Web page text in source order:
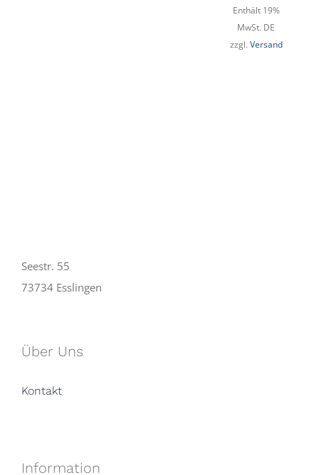
Enthält 19%
MwSt. DE
zzgl. Versand
Seestr. 55
73734 Esslingen
Über Uns
Kontakt
Information